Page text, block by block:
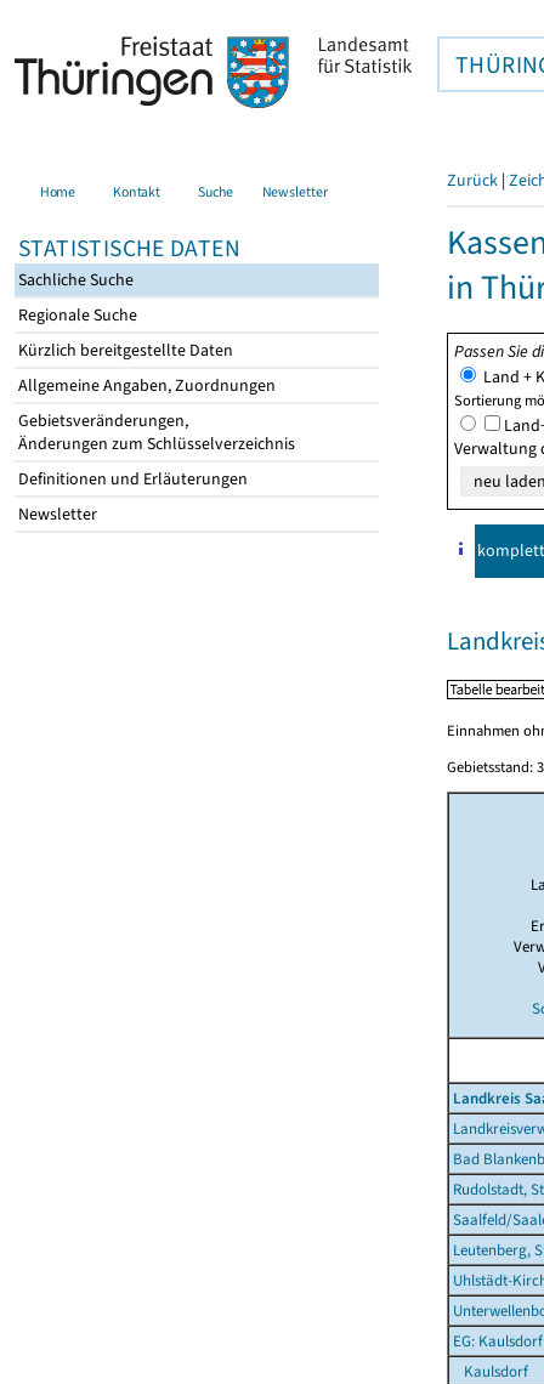
Home Kontakt Suche Newsletter
STATISTISCHE DATEN
Sachliche Suche
Regionale Suche
Kürzlich bereitgestellte Daten
Allgemeine Angaben, Zuordnungen
Gebietsveränderungen,
Änderungen zum Schlüsselverzeichnis
Definitionen und Erläuterungen
Newsletter
Zurück |
in
Passen Sie
Land +
Sortierung
Verwaltung
komplett
Einnahmen
Gebietsstand:
Landkreis
Bad
Rudolstadt,
Saalfeld/
Leutenberg,
Uhlstädt-
EG: Kaulsdorf
Kaulsdorf